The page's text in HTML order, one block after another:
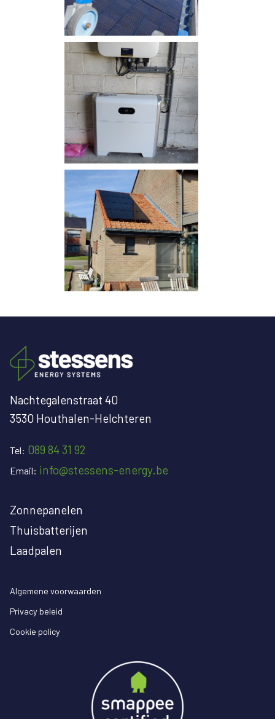
Nachtegalenstraat 40
3530 Houthalen-Helchteren
Tel: 089 84 31 92
Email: info@stessens-energy.be
Zonnepanelen
Thuisbatterijen
Laadpalen
Algemene voorwaarden
Privacy beleid
Cookie policy